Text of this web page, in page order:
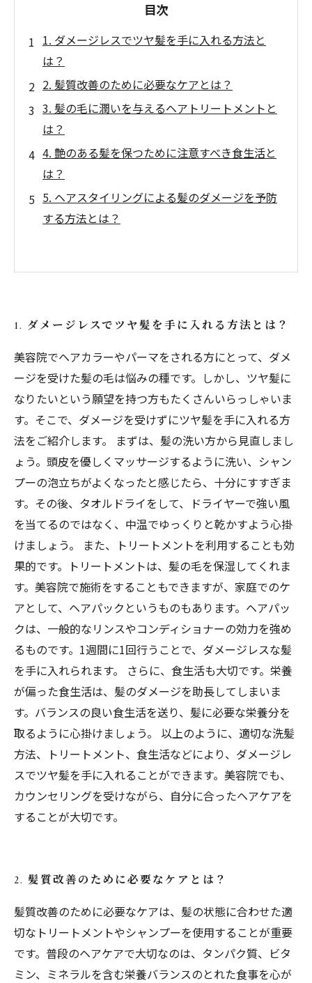
目次
1. ダメージレスでツヤ髪を手に入れる方法と
は？
2. 髪質改善のために必要なケアとは？
3. 髪の毛に潤いを与えるヘアトリートメントと
は？
4. 艶のある髪を保つために注意すべき食生活と
は？
5. ヘアスタイリングによる髪のダメージを予防
する方法とは？
1. ダメージレスでツヤ髪を手に入れる方法とは？
美容院でヘアカラーやパーマをされる方にとって、ダメ
ージを受けた髪の毛は悩みの種です。しかし、ツヤ髪に
なりたいという願望を持つ方もたくさんいらっしゃいま
す。そこで、ダメージを受けずにツヤ髪を手に入れる方
法をご紹介します。 まずは、髪の洗い方から見直しまし
ょう。頭皮を優しくマッサージするように洗い、シャン
プーの泡立ちがよくなったと感じたら、十分にすすぎま
す。その後、タオルドライをして、ドライヤーで強い風
を当てるのではなく、中温でゆっくりと乾かすよう心掛
けましょう。 また、トリートメントを利用することも効
果的です。トリートメントは、髪の毛を保湿してくれま
す。美容院で施術をすることもできますが、家庭でのケ
アとして、ヘアパックというものもあります。ヘアパッ
クは、一般的なリンスやコンディショナーの効力を強め
るものです。1週間に1回行うことで、ダメージレスな髪
を手に入れられます。 さらに、食生活も大切です。栄養
が偏った食生活は、髪のダメージを助長してしまいま
す。バランスの良い食生活を送り、髪に必要な栄養分を
取るように心掛けましょう。 以上のように、適切な洗髪
方法、トリートメント、食生活などにより、ダメージレ
スでツヤ髪を手に入れることができます。美容院でも、
カウンセリングを受けながら、自分に合ったヘアケアを
することが大切です。
2. 髪質改善のために必要なケアとは？
髪質改善のために必要なケアは、髪の状態に合わせた適
切なトリートメントやシャンプーを使用することが重要
です。普段のヘアケアで大切なのは、タンパク質、ビタ
ミン、ミネラルを含む栄養バランスのとれた食事を心が